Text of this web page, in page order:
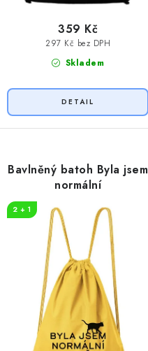
Skladem
297 Kč bez DPH
359 Kč
Bavlněný batoh Byla jsem
normální
2 + 1